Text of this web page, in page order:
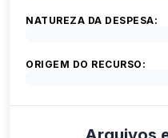
NATUREZA DA DESPESA:
ORIGEM DO RECURSO: